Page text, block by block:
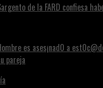
de la FARD confiesa
es ases¡nad0 a
pareja